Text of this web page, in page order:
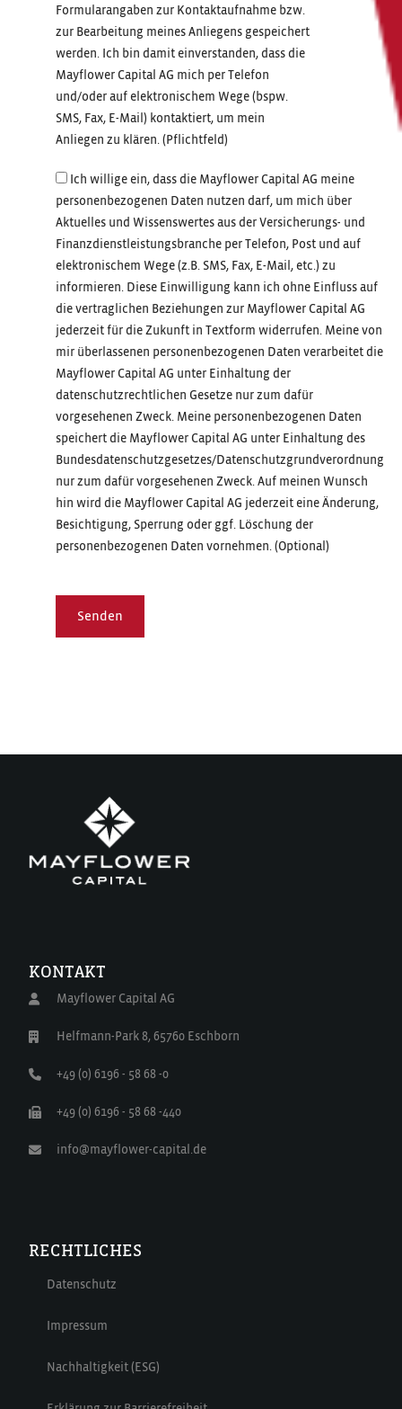
Formularangaben zur Kontaktaufnahme bzw.
zur Bearbeitung meines Anliegens gespeichert
werden. Ich bin damit einverstanden, dass die
Mayflower Capital AG mich per Telefon
und/oder auf elektronischem Wege (bspw.
SMS, Fax, E-Mail) kontaktiert, um mein
Anliegen zu klären. (Pflichtfeld)
Ich willige ein, dass die Mayflower Capital AG meine
personenbezogenen Daten nutzen darf, um mich über
Aktuelles und Wissenswertes aus der Versicherungs- und
Finanzdienstleistungsbranche per Telefon, Post und auf
elektronischem Wege (z.B. SMS, Fax, E-Mail, etc.) zu
informieren. Diese Einwilligung kann ich ohne Einfluss auf
die vertraglichen Beziehungen zur Mayflower Capital AG
jederzeit für die Zukunft in Textform widerrufen. Meine von
mir überlassenen personenbezogenen Daten verarbeitet die
Mayflower Capital AG unter Einhaltung der
datenschutzrechtlichen Gesetze nur zum dafür
vorgesehenen Zweck. Meine personenbezogenen Daten
speichert die Mayflower Capital AG unter Einhaltung des
Bundesdatenschutzgesetzes/Datenschutzgrundverordnung
nur zum dafür vorgesehenen Zweck. Auf meinen Wunsch
hin wird die Mayflower Capital AG jederzeit eine Änderung,
Besichtigung, Sperrung oder ggf. Löschung der
personenbezogenen Daten vornehmen. (Optional)
Senden
KONTAKT
Mayflower Capital AG
Helfmann-Park 8, 65760 Eschborn
+49 (0) 6196 - 58 68 -0
+49 (0) 6196 - 58 68 -440
info@mayflower-capital.de
RECHTLICHES
Datenschutz
Impressum
Nachhaltigkeit (ESG)